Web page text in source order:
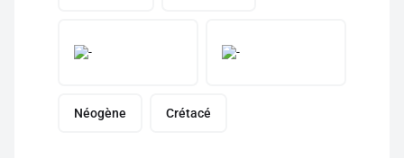
Néogène Crétacé